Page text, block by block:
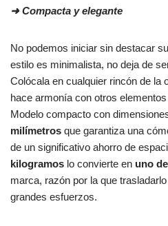
➜ Compacta y elegante
No podemos iniciar sin destacar
estilo es minimalista, no deja de
Colócala en cualquier rincón de la
hace armonía con otros
Modelo compacto con
milímetros que garantiza una
de un significativo ahorro de
kilogramos lo convierte en uno
marca, razón por la que
grandes esfuerzos.